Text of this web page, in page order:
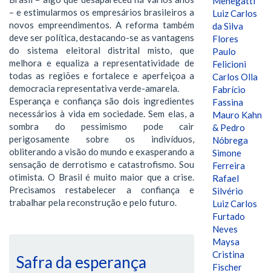
– e estimularmos os empresários brasileiros a
novos empreendimentos. A reforma também
deve ser política, destacando-se as vantagens
do sistema eleitoral distrital misto, que
melhora e equaliza a representatividade de
todas as regiões e fortalece e aperfeiçoa a
democracia representativa verde-amarela.
Esperança e confiança são dois ingredientes
necessários à vida em sociedade. Sem elas, a
sombra do pessimismo pode cair
perigosamente sobre os indivíduos,
obliterando a visão do mundo e exasperando a
sensação de derrotismo e catastrofismo. Sou
otimista. O Brasil é muito maior que a crise.
Precisamos restabelecer a confiança e
trabalhar pela reconstrução e pelo futuro.
Safra da esperança
Luiz Carlos
da Silva
Flores
Paulo
Felicioni
Carlos Olla
Fabrício
Fassina
Mauro Kahn
& Pedro
Nóbrega
Simone
Ferreira
Rafael
Silvério
Luiz Carlos
Furtado
Neves
Maysa
Cristina
Fischer